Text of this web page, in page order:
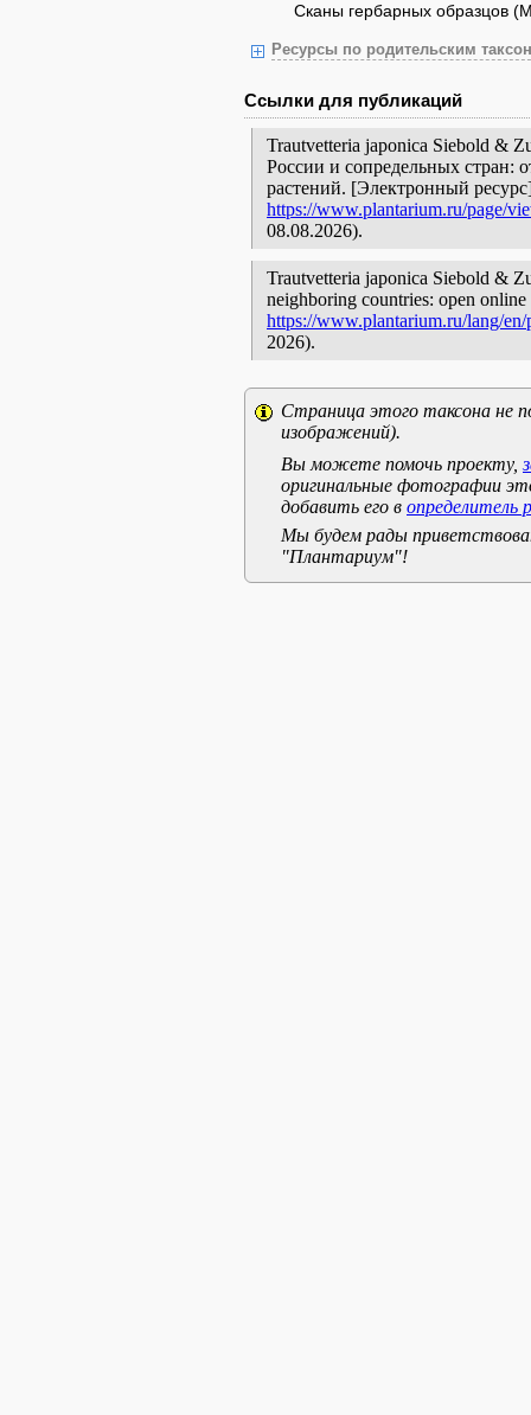
Сканы гербарных образцов
Ресурсы по родительским
Ссылки для публикаций
Trautvetteria japonica Siebold &
России и сопредельных стран:
растений. [Электронный
https://www.plantarium.ru/page/
08.08.2026).
Trautvetteria japonica Siebold &
neighboring countries: open
https://www.plantarium.ru/lang/
2026).
Страница этого таксона не
изображений).
Вы можете помочь проекту,
оригинальные фотографии
добавить его в определитель
Мы будем рады
"Плантариум"!